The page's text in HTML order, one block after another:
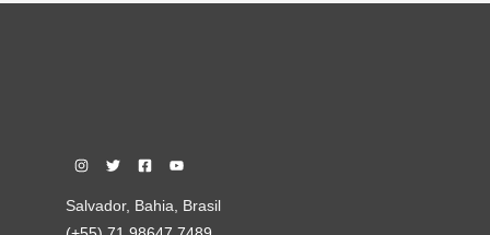
Salvador, Bahia, Brasil